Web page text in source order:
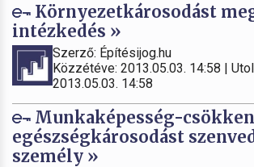
Környezetkárosodást
intézkedés »
Szerző: Építésijog.hu
Közzétéve: 2013.05.03. 14:58 |
2013.05.03. 14:58
Munkaképesség-
egészségkárosodást
személy »